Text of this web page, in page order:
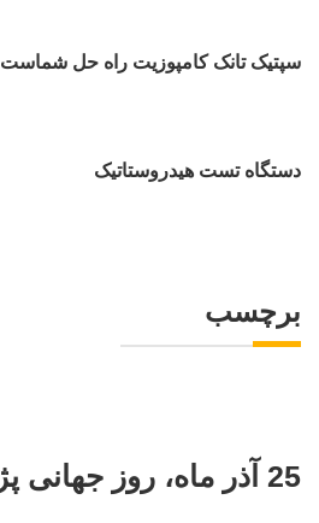
سپتیک تانک کامپوزیت راه حل شماست
دستگاه تست هیدروستاتیک
برچسب
25 آذر ماه، روز جهانی پژوهش